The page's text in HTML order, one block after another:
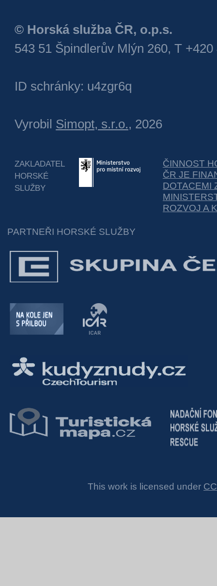
© Horská služba ČR, o.p.s.
543 51 Špindlerův Mlýn 260, T +420
ID schránky: u4zgr6q
Vyrobil Simopt, s.r.o., 2026
ZAKLADATEL
HORSKÉ
SLUŽBY
ČINNOST
ČR JE
DOTACEMI
ROZVOJ A
PARTNEŘI HORSKÉ SLUŽBY
This work is licensed under